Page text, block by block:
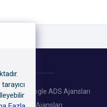
Google ADS Ajansları
PR Ajansları